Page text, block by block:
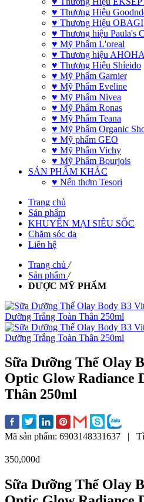
♥ Thương Hiệu
♥ Thương Hiệu OBAGI
♥ Thương hiệu Paula's
♥ Mỹ Phẩm L'oreal
♥ Thương hiệu
♥ Thương Hiệu Shíeido
♥ Mỹ Phẩm Garnier
♥ Mỹ Phẩm Eveline
♥ Mỹ Phẩm Nivea
♥ Mỹ Phẩm Ronas
♥ Mỹ Phẩm Teana
♥ Mỹ Phẩm Organic
♥ Mỹ phẩm GEO
♥ Mỹ Phẩm Vichy
♥ Mỹ Phẩm Bourjois
SẢN PHẨM KHÁC
♥ Nến thơm Tesori
Trang chủ
Sản phẩm
KHUYẾN MẠI SIÊU SỐC
Chăm sóc da
Liên hệ
Trang chủ /
Sản phẩm /
DƯỢC MỸ PHẨM
Sữa Dưỡng Thể Olay
Optic Glow Radiance
Thân 250ml
Mã sản phẩm: 6903148331637 |
350,000đ
Sữa Dưỡng Thể Olay